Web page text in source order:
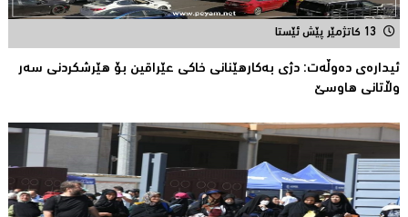
13 کاتژمێر پێش ئێستا
ئیدارەى دەوڵەت: دژى بەکارهێنانى خاکی عێراقین بۆ هێرشکردنى سەر
وڵاتانی هاوسێ